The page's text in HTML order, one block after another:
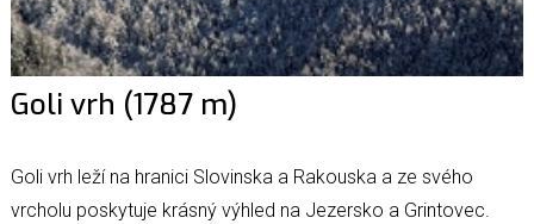
Goli vrh (1787 m)
Goli vrh leží na hranici Slovinska a Rakouska a ze svého
vrcholu poskytuje krásný výhled na Jezersko a Grintovec.